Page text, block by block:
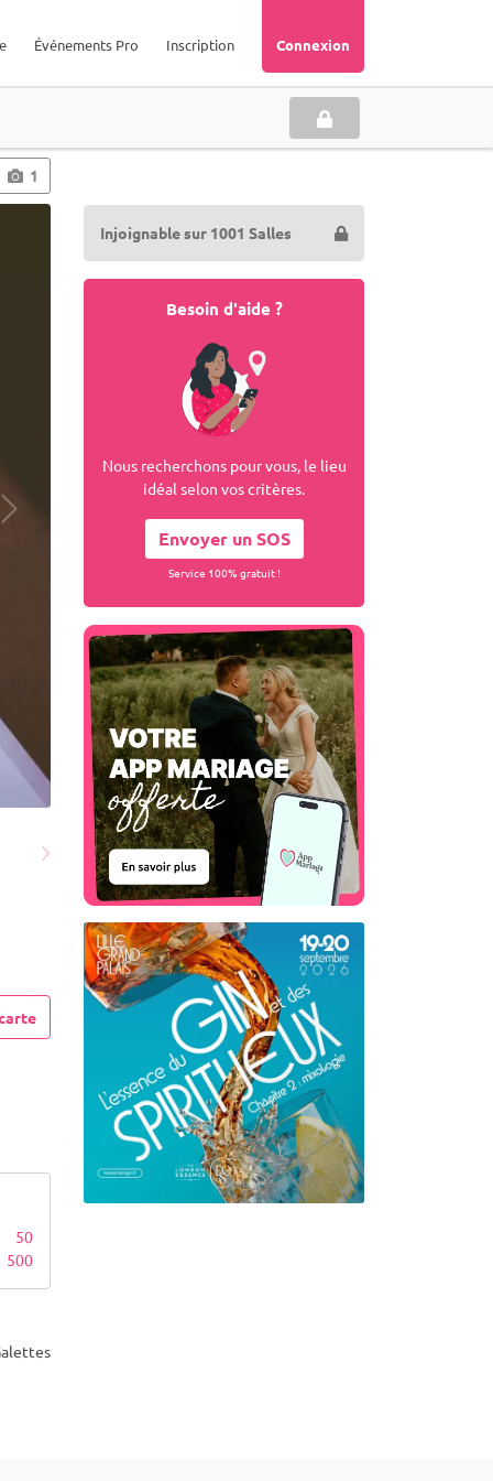
Connexion
Inscription
Événements Pro
1
50
500
Injoignable sur 1001 Salles
Besoin d'aide ?
Nous recherchons pour vous, le lieu
idéal selon vos critères.
Envoyer un SOS
Service 100% gratuit !